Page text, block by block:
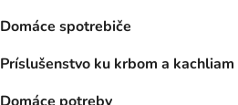
Domáce spotrebiče
Príslušenstvo ku krbom a kachliam